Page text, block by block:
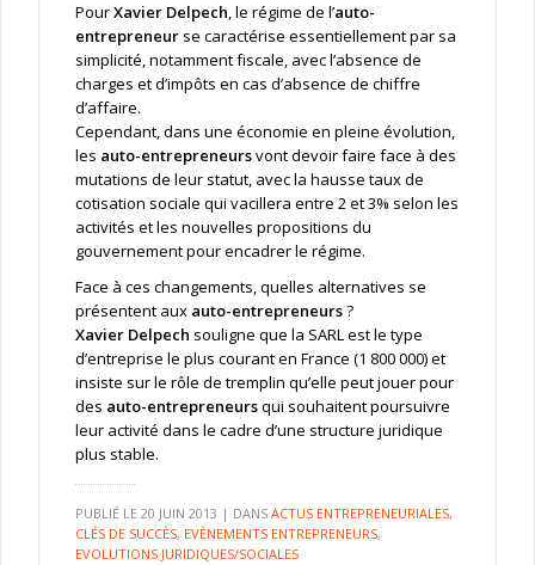
PourXavier Delpech, le régime de l’auto-
entrepreneurse caractérise essentiellement par sa
simplicité, notamment fiscale, avec l’absence de
charges et d’impôts en cas d’absence de chiffre
d’affaire.
Cependant, dans une économie en pleine évolution,
les auto-entrepreneursvont devoir faire face à des
mutations de leur statut, avec la hausse taux de
cotisation sociale qui vacillera entre 2 et 3% selon les
activités et les nouvelles propositions du
gouvernement pour encadrer le régime.
Face à ces changements, quelles alternatives se
présentent aux auto-entrepreneurs?
Xavier Delpech souligne que la SARL est le type
d’entreprise le plus courant en France (1 800 000) et
insiste sur le rôle de tremplin qu’elle peut jouer pour
des auto-entrepreneursqui souhaitent poursuivre
leur activité dans le cadre d’une structure juridique
plus stable.
PUBLIÉ LE 20 JUIN 2013 | DANS ACTUS ENTREPRENEURIALES,
CLÉS DE SUCCÈS, EVÈNEMENTS ENTREPRENEURS,
EVOLUTIONS JURIDIQUES/SOCIALES